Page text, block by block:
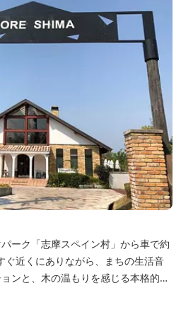
ーク「志摩スペイン村」から車で約
ぐ近くにありながら、まちの生活音
ンと、木の温もりを感じる本格的な
ごすにはぴったり。ペットと一緒に
、ペットとゆっくり過ごしたい」と